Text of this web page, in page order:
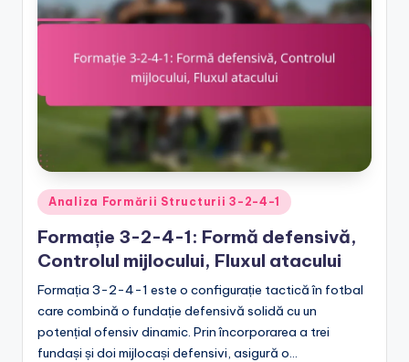
Posted
Analiza Formării Structurii 3-2-4-1
Formație 3-2-4-1: Formă defensivă,
Controlul mijlocului, Fluxul atacului
Formația 3-2-4-1 este o configurație tactică în fotbal
care combină o fundație defensivă solidă cu un
potențial ofensiv dinamic. Prin încorporarea a trei
fundași și doi mijlocași defensivi, asigură o…